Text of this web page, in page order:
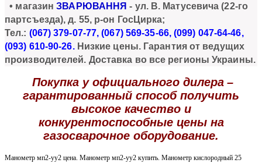
• магазинЗВАРЮВАННЯ - ул. В. Матусевича (22-го
партсъезда), д. 55, р-он ГосЦирка;
Тел.: (067) 379-07-77, (067) 569-35-66, (099) 047-64-46,
(093) 610-90-26. Низкие цены. Гарантия от ведущих
производителей. Доставка во все регионы Украины.
Покупка у официального дилера –
гарантированный способ получить
высокое качество и
конкурентоспособные цены на
газосварочное оборудование.
Манометр мп2-уу2 цена. Манометр мп2-уу2 купить. Манометр кислородный 25